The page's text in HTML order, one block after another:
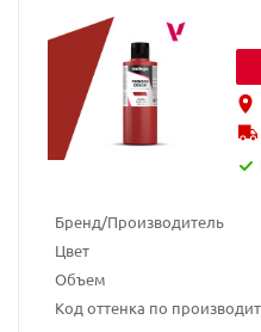
Бренд/Производитель
Цвет
Объем
Код оттенка по